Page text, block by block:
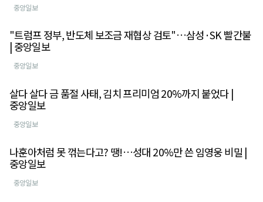
중앙일보
"트럼프 정부, 반도체 보조금 재협상 검토"…삼성·SK 빨간불
| 중앙일보
중앙일보
살다 살다 금 품절 사태, 김치 프리미엄 20%까지 붙었다 |
중앙일보
중앙일보
나훈아처럼 못 꺾는다고? 땡!…성대 20%만 쓴 임영웅 비밀 |
중앙일보
중앙일보